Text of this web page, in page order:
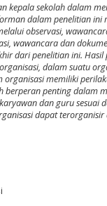
sekolah dalam
dalam penelitian
observasi,
wawancara dan
dari penelitian ini.
dalam suatu
memiliki
penting dalam
dan guru sesuai
dapat